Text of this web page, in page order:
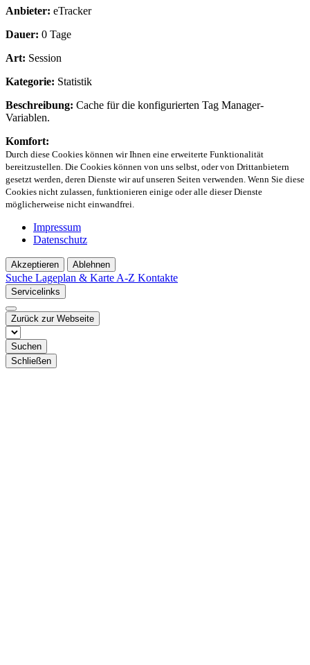
Anbieter: eTracker
Dauer: 0 Tage
Art: Session
Kategorie: Statistik
Beschreibung: Cache für die konfigurierten Tag Manager-
Variablen.
Komfort:
Durch diese Cookies können wir Ihnen eine erweiterte Funktionalität
bereitzustellen. Die Cookies können von uns selbst, oder von Drittanbietern
gesetzt werden, deren Dienste wir auf unseren Seiten verwenden. Wenn Sie diese
Cookies nicht zulassen, funktionieren einige oder alle dieser Dienste
möglicherweise nicht einwandfrei.
Impressum
Datenschutz
Akzeptieren Ablehnen
Suche Lageplan & Karte A-Z Kontakte
Servicelinks
Zurück zur Webseite
Suchen
Schließen